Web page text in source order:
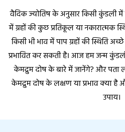
वैदिक ज्योतिष के अनुसार किसी कुंडली
में ग्रहों की कुछ प्रतिकूल या नकारात्मक
किसी भी भाव में पाप ग्रहों की स्थिति
प्रभावित कर सकती है। आज हम जन्म
केमद्रुम दोष के बारे में जानेंगे? और पता
केमद्रुम दोष के लक्षण या प्रभाव क्या है
उपाय।